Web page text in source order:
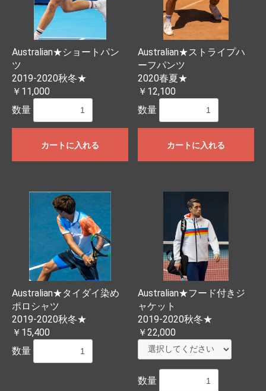
Australian★ショートパン
ツ
2019-2020秋冬★
￥11,000
数量
カートに入れる
Australian★ストライプハ
ーフパンツ
2020春夏★
￥12,100
数量
カートに入れる
Australian★タイダイ染め
ポロシャツ
2019-2020秋冬★
￥15,400
数量
Australian★フード付きジ
ャケット
2019-2020秋冬★
￥22,000
数量